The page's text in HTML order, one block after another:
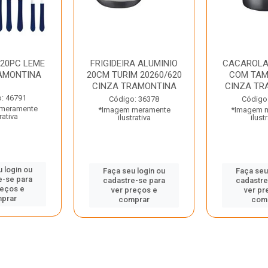
LEME
46791
login ou
se para
e
FRIGIDEIRA ALUMINIO
20CM TURIM 20260/620
CINZA TRAMONTINA
Código: 36378
*Imagem meramente
ilustrativa
Faça seu login ou
cadastre-se para
ver preços e
comprar
COM
CINZA
*Imagem
Faça
ver